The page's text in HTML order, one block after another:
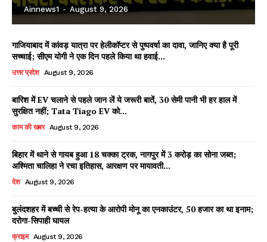
Facebook
X WhatsApp
Share
Read Latest News on AIN
Ainnews1 - August 9, 2026
गाजियाबाद में कांवड़ यात्रा पर हेलीकॉप्टर से पुष्पवर्षा का दावा, जानिए क्या है पूरी
सच्चाई; सीएम योगी ने एक दिन पहले किया था हवाई...
उत्तर प्रदेश August 9, 2026
बारिश में EV चलाने से पहले जान लें ये जरूरी बातें, 30 सेमी पानी भी हर हाल में
सुरक्षित नहीं; Tata Tiago EV को...
काम की खबर August 9, 2026
बिहार में थाने से गायब हुआ 18 चक्का ट्रक, नागपुर में 3 करोड़ का सोना जब्त;
अश्मिता चालिहा ने रचा इतिहास, आरक्षण पर मायावती...
देश August 9, 2026
बुलंदशहर में बच्ची से रेप-हत्या के आरोपी मोनू का एनकाउंटर, 50 हजार का था इनाम;
दरोगा-सिपाही घायल
क्राइम August 9, 2026